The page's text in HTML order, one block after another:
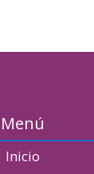
Menú
Inicio